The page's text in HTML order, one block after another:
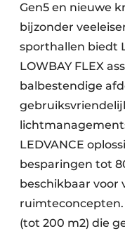
Gen5 en nieuwe
bijzonder
sporthallen biedt
LOWBAY FLEX
balbestendige
LEDVANCE
besparingen tot
beschikbaar voor
(tot 200 m2) die